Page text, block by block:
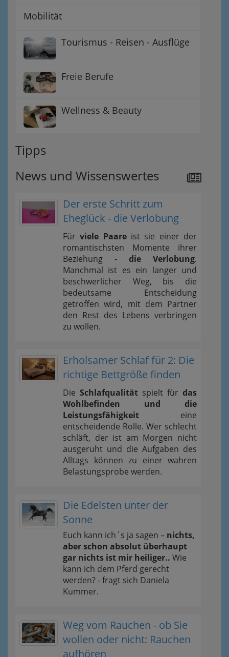
Mobilität
Tourismus - Reisen - Ausflüge
Freie Berufe
Wellness & Beauty
Tipps
News und Wissenswertes
Der erste Schritt zum
Eheglück - die Verlobung
Fürviele Paareist sie einer der
romantischsten Momente ihrer
Beziehung - die Verlobung.
Manchmal ist es ein langer und
beschwerlicher Weg, bis die
bedeutsame Entscheidung
getroffen wird, mit dem Partner
den Rest des Lebens verbringen
zu wollen.
Erholsamer Schlaf für 2: Die
richtige Bettgröße finden
Die Schlafqualität spielt für das
Wohlbefinden und die
Leistungsfähigkeit eine
entscheidende Rolle. Wer schlecht
schläft, der ist am Morgen nicht
ausgeruht und die Aufgaben des
Alltags können zu einer wahren
Belastungsprobe werden.
Die Edelsten unter der
Sonne
Euch kann ich´s ja sagen – nichts,
aber schon absolut überhaupt
gar nichts ist mir heiliger.. Wie
kann ich dem Pferd gerecht
werden? - fragt sich Daniela
Kummer.
Weg vom Rauchen - ob Sie
wollen oder nicht: Rauchen
aufhören